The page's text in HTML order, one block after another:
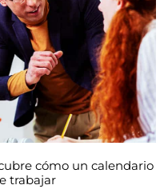
cómo un calendario
trabajar